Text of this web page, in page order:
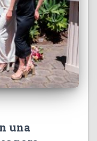
una